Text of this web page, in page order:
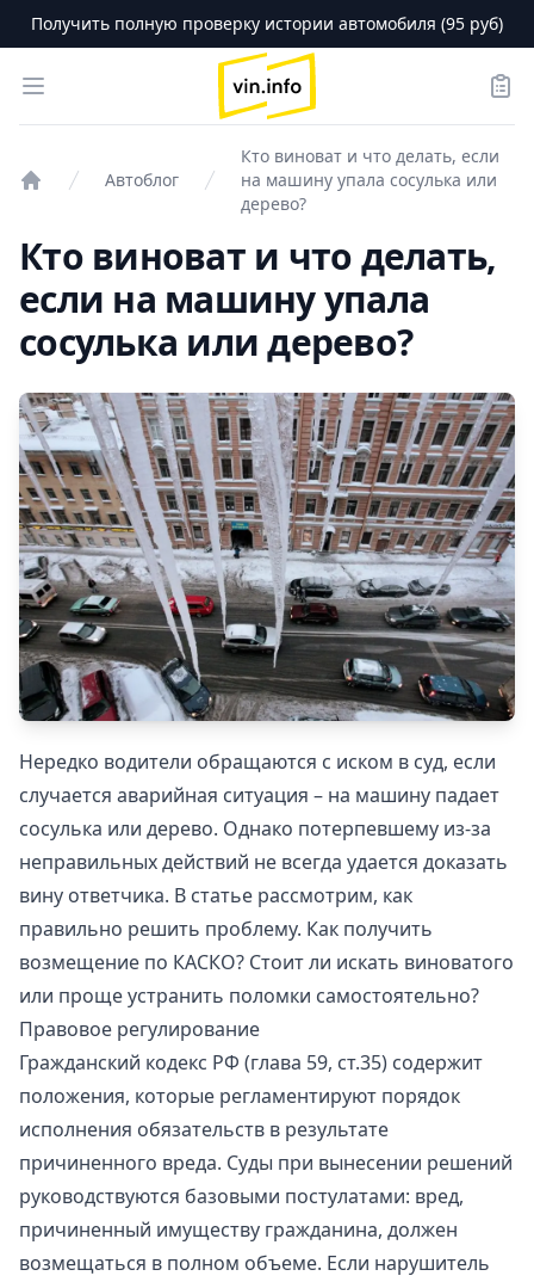
Получить полную проверку истории автомобиля (95 руб)
Open menu
logo
Автоблог
Кто виноват и что делать, если
на машину упала сосулька или
дерево?
Кто виноват и что делать,
если на машину упала
сосулька или дерево?
Нередко водители обращаются с иском в суд, если
случается аварийная ситуация – на машину падает
сосулька или дерево. Однако потерпевшему из-за
неправильных действий не всегда удается доказать
вину ответчика. В статье рассмотрим, как
правильно решить проблему. Как получить
возмещение по КАСКО? Стоит ли искать виноватого
или проще устранить поломки самостоятельно?
Правовое регулирование
Гражданский кодекс РФ (глава 59, ст.35) содержит
положения, которые регламентируют порядок
исполнения обязательств в результате
причиненного вреда. Суды при вынесении решений
руководствуются базовыми постулатами: вред,
причиненный имуществу гражданина, должен
возмещаться в полном объеме. Если нарушитель